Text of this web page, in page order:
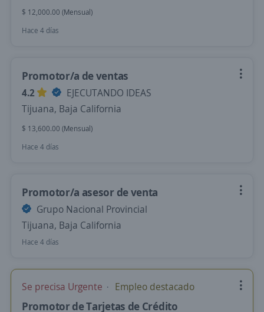
$ 12,000.00 (Mensual)
Hace 4 días
Promotor/a de ventas
4.2
EJECUTANDO IDEAS
Tijuana, Baja California
$ 13,600.00 (Mensual)
Hace 4 días
Promotor/a asesor de venta
Grupo Nacional Provincial
Tijuana, Baja California
Hace 4 días
Se precisa Urgente Empleo destacado
Promotor de Tarjetas de Crédito